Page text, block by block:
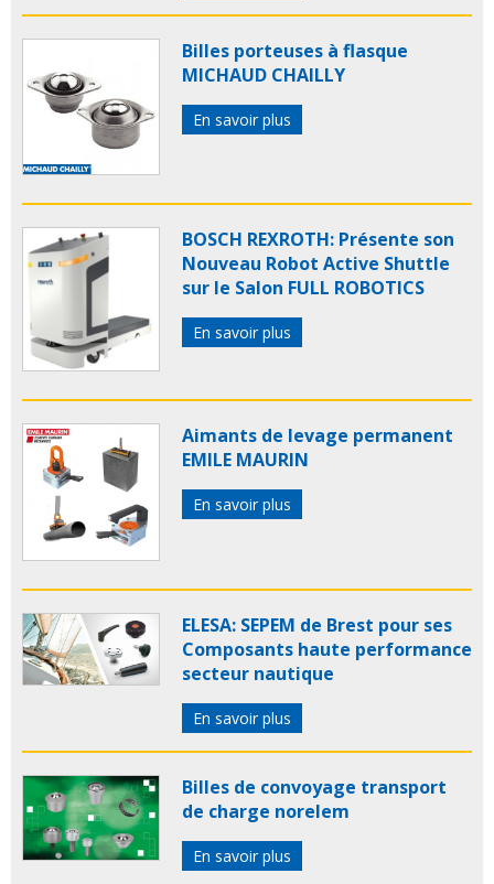
Billes porteuses à flasque
MICHAUD CHAILLY
En savoir plus
BOSCH REXROTH: Présente son
Nouveau Robot Active Shuttle
sur le Salon FULL ROBOTICS
En savoir plus
Aimants de levage permanent
EMILE MAURIN
En savoir plus
ELESA: SEPEM de Brest pour ses
Composants haute performance
secteur nautique
En savoir plus
Billes de convoyage transport
de charge norelem
En savoir plus